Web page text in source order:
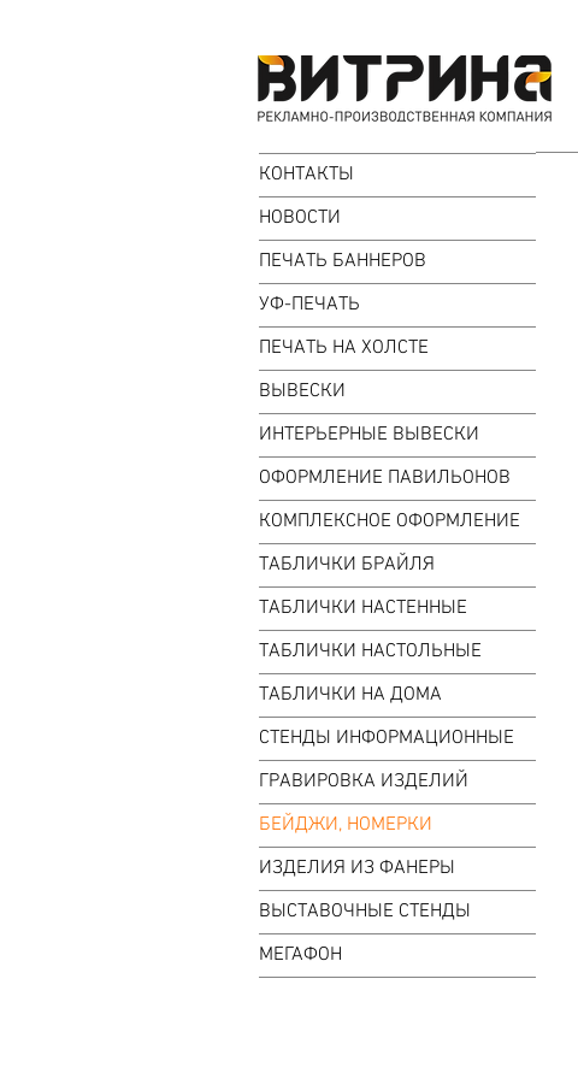
КОНТАКТЫ
НОВОСТИ
ПЕЧАТЬ БАННЕРОВ
УФ-ПЕЧАТЬ
ПЕЧАТЬ НА ХОЛСТЕ
ВЫВЕСКИ
ИНТЕРЬЕРНЫЕ ВЫВЕСКИ
ОФОРМЛЕНИЕ ПАВИЛЬОНОВ
КОМПЛЕКСНОЕ ОФОРМЛЕНИЕ
ТАБЛИЧКИ БРАЙЛЯ
ТАБЛИЧКИ НАСТЕННЫЕ
ТАБЛИЧКИ НАСТОЛЬНЫЕ
ТАБЛИЧКИ НА ДОМА
СТЕНДЫ ИНФОРМАЦИОННЫЕ
ГРАВИРОВКА ИЗДЕЛИЙ
БЕЙДЖИ, НОМЕРКИ
ИЗДЕЛИЯ ИЗ ФАНЕРЫ
ВЫСТАВОЧНЫЕ СТЕНДЫ
МЕГАФОН